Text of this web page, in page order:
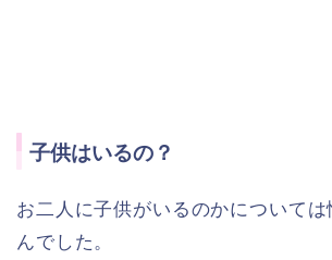
子供はいるの？
お二人に子供がいるのかについて
んでした。